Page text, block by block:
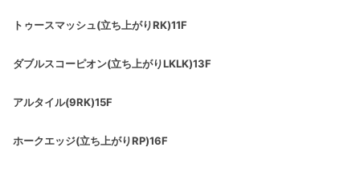
トゥースマッシュ(立ち上がりRK)11F
ダブルスコーピオン(立ち上がりLKLK)13F
アルタイル(9RK)15F
ホークエッジ(立ち上がりRP)16F